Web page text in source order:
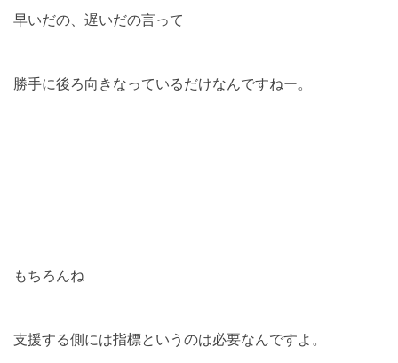
早いだの、遅いだの言って
勝手に後ろ向きなっているだけなんですねー。
もちろんね
支援する側には指標というのは必要なんですよ。